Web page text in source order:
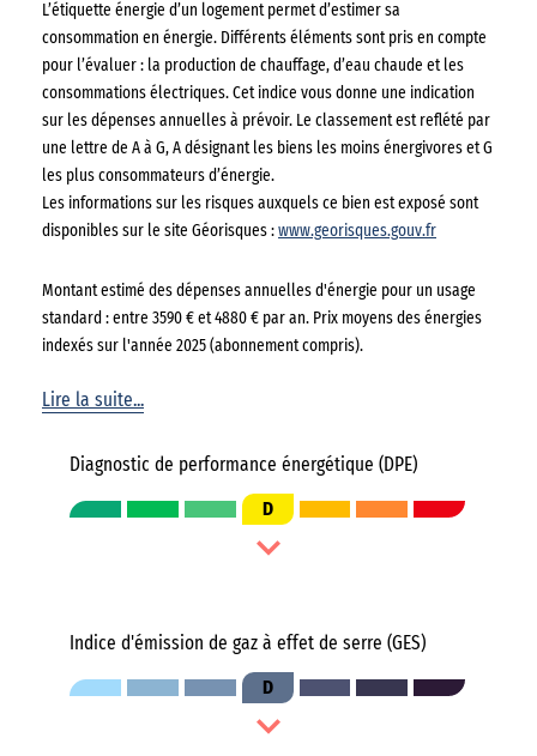
L’étiquette énergie d’un logement permet d’estimer sa
consommation en énergie. Différents éléments sont pris en compte
pour l’évaluer : la production de chauffage, d’eau chaude et les
consommations électriques. Cet indice vous donne une indication
sur les dépenses annuelles à prévoir. Le classement est reflété par
une lettre de A à G, A désignant les biens les moins énergivores et G
les plus consommateurs d’énergie.
Les informations sur les risques auxquels ce bien est exposé sont
disponibles sur le site Géorisques : www.georisques.gouv.fr
Montant estimé des dépenses annuelles d'énergie pour un usage
standard : entre 3590 € et 4880 € par an. Prix moyens des énergies
indexés sur l'année 2025 (abonnement compris).
Lire la suite...
Diagnostic de performance énergétique (DPE)
D
Indice d'émission de gaz à effet de serre (GES)
D